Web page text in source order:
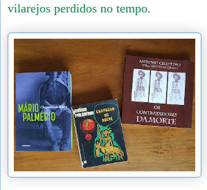
vilarejos perdidos no tempo.